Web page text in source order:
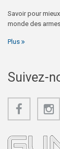
Savoir pour
monde des
Plus
Suivez-